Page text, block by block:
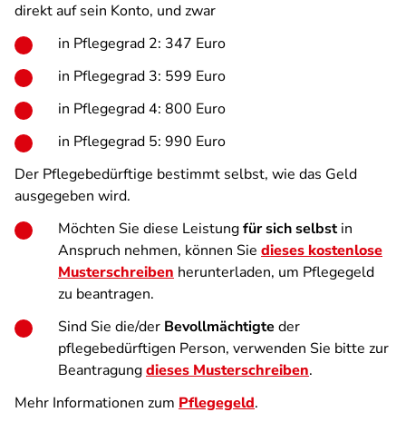
direkt auf sein Konto, und zwar
in Pflegegrad 2: 347 Euro
in Pflegegrad 3: 599 Euro
in Pflegegrad 4: 800 Euro
in Pflegegrad 5: 990 Euro
Der Pflegebedürftige bestimmt selbst, wie das Geld
ausgegeben wird.
Möchten Sie diese Leistungfür sich selbstin
Anspruch nehmen, können Sie dieses kostenlose
Musterschreiben herunterladen, um Pflegegeld
zu beantragen.
Sind Sie die/der Bevollmächtigte der
pflegebedürftigen Person, verwenden Sie bitte zur
Beantragungdieses Musterschreiben.
Mehr Informationen zum Pflegegeld.